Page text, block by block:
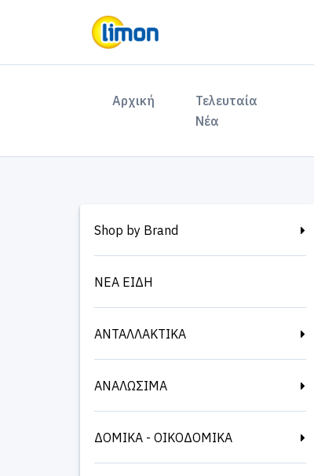
Αρχική (current)Τελευταία
Νέα
Shop by Brand
ΝΕΑ ΕΙΔΗ
ΑΝΤΑΛΛΑΚΤΙΚΑ
ΑΝΑΛΩΣΙΜΑ
ΔΟΜΙΚΑ - ΟΙΚΟΔΟΜΙΚΑ